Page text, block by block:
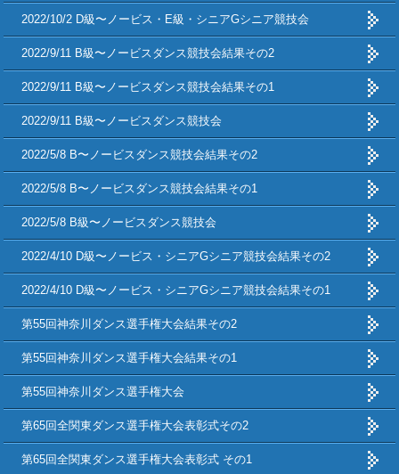
2022/10/2 D級〜ノービス・E級・シニアGシニア競技会
2022/9/11 B級〜ノービスダンス競技会結果その2
2022/9/11 B級〜ノービスダンス競技会結果その1
2022/9/11 B級〜ノービスダンス競技会
2022/5/8 B〜ノービスダンス競技会結果その2
2022/5/8 B〜ノービスダンス競技会結果その1
2022/5/8 B級〜ノービスダンス競技会
2022/4/10 D級〜ノービス・シニアGシニア競技会結果その2
2022/4/10 D級〜ノービス・シニアGシニア競技会結果その1
第55回神奈川ダンス選手権大会結果その2
第55回神奈川ダンス選手権大会結果その1
第55回神奈川ダンス選手権大会
第65回全関東ダンス選手権大会表彰式その2
第65回全関東ダンス選手権大会表彰式 その1